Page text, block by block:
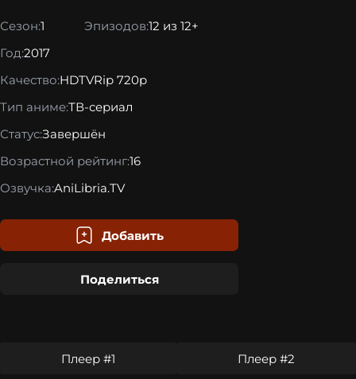
Сезон:1 Эпизодов:12 из 12+
Год:2017
Качество:HDTVRip 720p
Тип аниме:ТВ-сериал
Статус:Завершён
Возрастной рейтинг:16
Озвучка:AniLibria.TV
Добавить
Поделиться
Плеер #1 Плеер #2